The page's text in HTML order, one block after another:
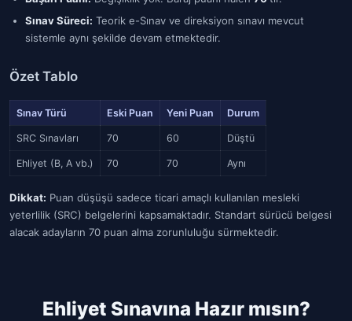
Sınav Süreci: Teorik e-Sınav ve direksiyon sınavı mevcut
sistemle aynı şekilde devam etmektedir.
Özet Tablo
Sınav Türü Eski Puan Yeni Puan Durum
SRC Sınavları 70 60 Düştü
Ehliyet (B, A vb.) 70 70 Aynı
Dikkat: Puan düşüşü sadece ticari amaçlı kullanılan mesleki
yeterlilik (SRC) belgelerini kapsamaktadır. Standart sürücü belgesi
alacak adayların 70 puan alma zorunluluğu sürmektedir.
Ehliyet Sınavına Hazır mısın?